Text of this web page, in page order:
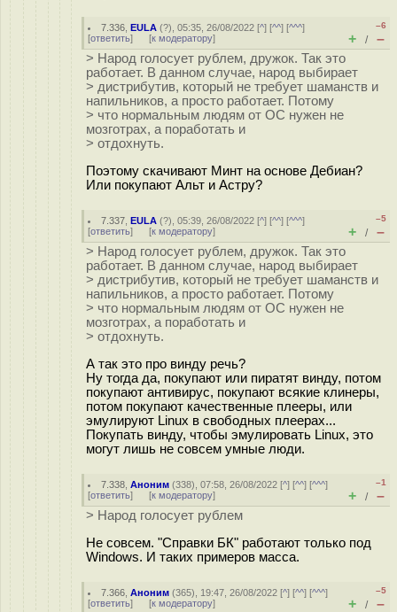
7.336 ,EULA (?), 05:35, 26/08/2022 [^] [^^] [^^^]
[ответить] [к модератору]
–6
+ / –
> Народ голосует рублем, дружок. Так это
работает. В данном случае, народ выбирает
> дистрибутив, который не требует шаманств и
напильников, а просто работает. Потому
> что нормальным людям от ОС нужен не
мозготpax, а поработать и
> отдохнуть.
Поэтому скачивают Минт на основе Дебиан?
Или покупают Альт и Астру?
7.337 ,EULA (?), 05:39, 26/08/2022 [^] [^^] [^^^]
[ответить] [к модератору]
–5
+ / –
> Народ голосует рублем, дружок. Так это
работает. В данном случае, народ выбирает
> дистрибутив, который не требует шаманств и
напильников, а просто работает. Потому
> что нормальным людям от ОС нужен не
мозготpax, а поработать и
> отдохнуть.
А так это про винду речь?
Ну тогда да, покупают или пиратят винду, потом
покупают антивирус, покупают всякие клинеры,
потом покупают качественные плееры, или
эмулируют Linux в свободных плеерах...
Покупать винду, чтобы эмулировать Linux, это
могут лишь не совсем умные люди.
7.338 ,Аноним (338), 07:58, 26/08/2022 [^] [^^] [^^^]
[ответить] [к модератору]
–1
+ / –
> Народ голосует рублем
Не совсем. "Справки БК" работают только под
Windows. И таких примеров масса.
7.366 ,Аноним (365), 19:47, 26/08/2022 [^] [^^] [^^^]
[ответить] [к модератору]
–5
+ / –